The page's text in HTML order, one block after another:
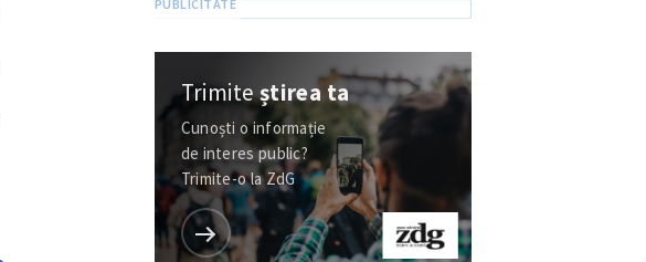
Trimiteștirea ta
Cunoști o informație
de interes public?
Trimite-o la ZdG